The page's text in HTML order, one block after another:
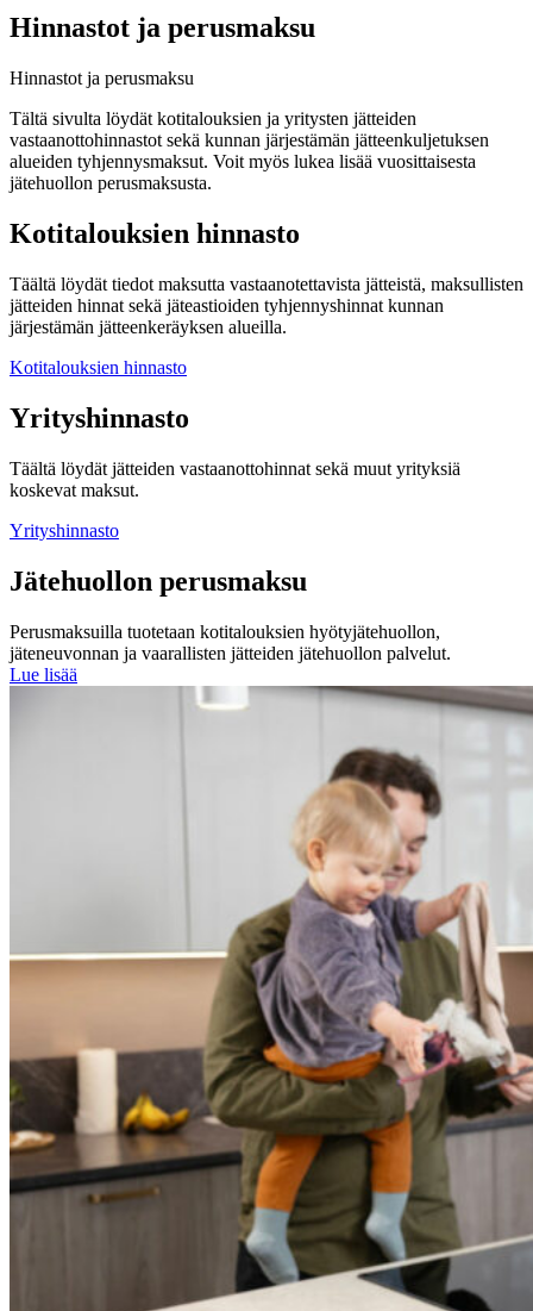
Hinnastot ja perusmaksu
Hinnastot ja perusmaksu
Tältä sivulta löydät kotitalouksien ja yritysten jätteiden
vastaanottohinnastot sekä kunnan järjestämän jätteenkuljetuksen
alueiden tyhjennysmaksut. Voit myös lukea lisää vuosittaisesta
jätehuollon perusmaksusta.
Kotitalouksien hinnasto
Täältä löydät tiedot maksutta vastaanotettavista jätteistä, maksullisten
jätteiden hinnat sekä jäteastioiden tyhjennyshinnat kunnan
järjestämän jätteenkeräyksen alueilla.
Kotitalouksien hinnasto
Yrityshinnasto
Täältä löydät jätteiden vastaanottohinnat sekä muut yrityksiä
koskevat maksut.
Yrityshinnasto
Jätehuollon perusmaksu
Perusmaksuilla tuotetaan kotitalouksien hyötyjätehuollon,
jäteneuvonnan ja vaarallisten jätteiden jätehuollon palvelut.
Lue lisää